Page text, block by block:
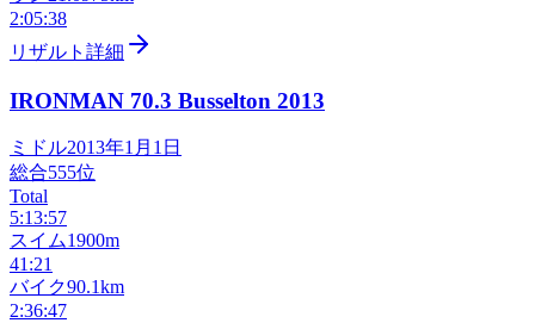
2:05:38
リザルト詳細
IRONMAN 70.3 Busselton 2013
ミドル2013年1月1日
総合555位
Total
5:13:57
スイム1900m
41:21
バイク90.1km
2:36:47